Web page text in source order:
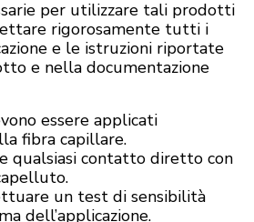
per utilizzare tali prodotti
rigorosamente tutti i
e le istruzioni riportate
e nella documentazione
essere applicati
fibra capillare.
qualsiasi contatto diretto con
un test di sensibilità
dell’applicazione.